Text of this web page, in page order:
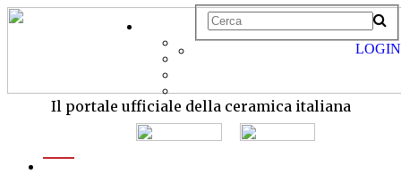
Il portale ufficiale della ceramica italiana
LOGIN